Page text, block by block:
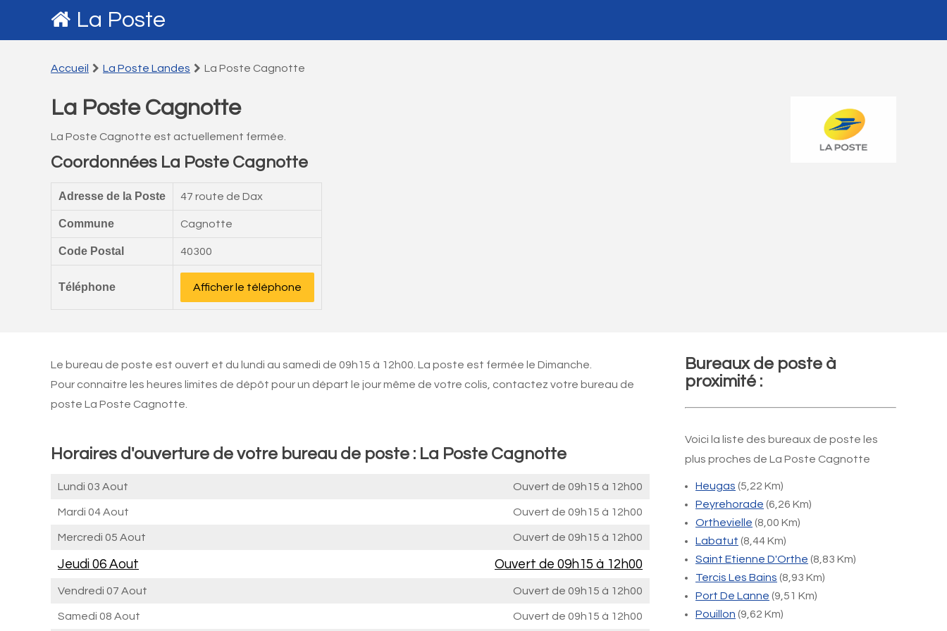
La Poste
Accueil La Poste Landes La Poste Cagnotte
La Poste Cagnotte
La Poste Cagnotte est actuellement fermée.
Coordonnées La Poste Cagnotte
Adresse de la Poste 47 route de Dax
Commune Cagnotte
Code Postal 40300
Téléphone Afficher le téléphone
Le bureau de poste est ouvert et du lundi au samedi de 09h15 à 12h00. La poste est fermée le Dimanche.
Pour connaitre les heures limites de dépôt pour un départ le jour même de votre colis, contactez votre bureau de
poste La Poste Cagnotte.
Horaires d'ouverture de votre bureau de poste : La Poste Cagnotte
Lundi 03 Aout Ouvert de 09h15 à 12h00
Mardi 04 Aout Ouvert de 09h15 à 12h00
Mercredi 05 Aout Ouvert de 09h15 à 12h00
Jeudi 06 Aout Ouvert de 09h15 à 12h00
Vendredi 07 Aout Ouvert de 09h15 à 12h00
Samedi 08 Aout Ouvert de 09h15 à 12h00
Bureaux de poste à
proximité :
Voici la liste des bureaux de poste les
plus proches de La Poste Cagnotte
Heugas (5,22 Km)
Peyrehorade (6,26 Km)
Orthevielle (8,00 Km)
Labatut (8,44 Km)
Saint Etienne D'Orthe (8,83 Km)
Tercis Les Bains (8,93 Km)
Port De Lanne (9,51 Km)
Pouillon (9,62 Km)